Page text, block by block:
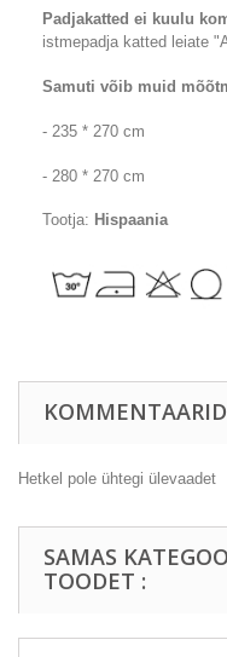
Padjakatted ei kuulu
istmepadja katted leiate
Samuti võib muid
- 235 * 270 cm
- 280 * 270 cm
Tootja: Hispaania
KOMMENTAARID
Hetkel pole ühtegi ülevaadet
SAMAS
TOODET :